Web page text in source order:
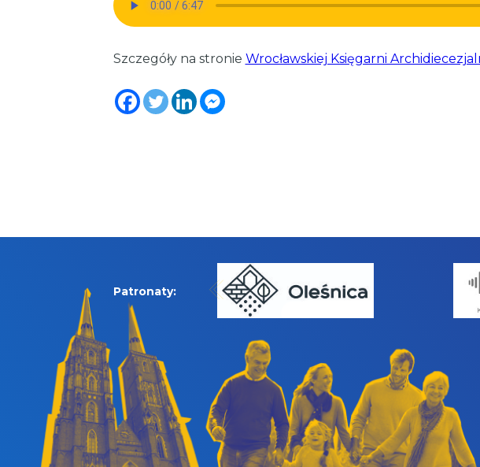
Szczegóły na stronie Wrocławskiej Księgarni
Patronaty: